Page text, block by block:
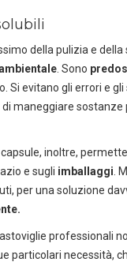
spa
della pulizia e
. Sono
Si evitano gli errori e
di maneggiare
inoltre,
e sugli imballaggi .
per una soluzione
professionali
particolari necessità,